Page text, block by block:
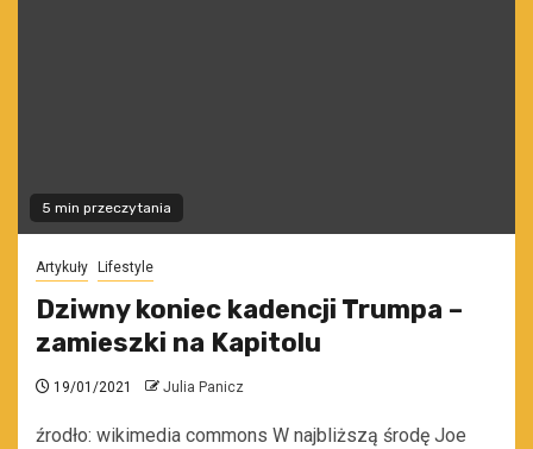
5 min przeczytania
Artykuły Lifestyle
Dziwny koniec kadencji Trumpa –
zamieszki na Kapitolu
19/01/2021 Julia Panicz
źrodło: wikimedia commons W najbliższą środę Joe